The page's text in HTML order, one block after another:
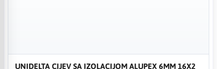
UNIDELTA CIJEV SA IZOLACIJOM ALUPEX 6MM 16X2